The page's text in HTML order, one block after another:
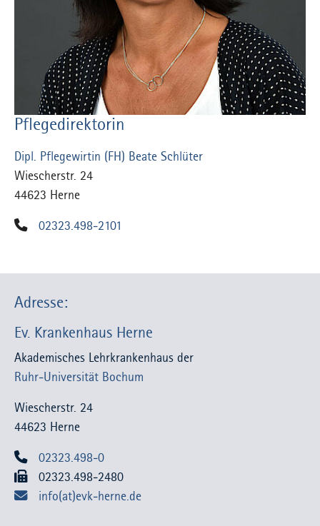
Pflegedirektorin
Dipl. Pflegewirtin (FH) Beate Schlüter
Wiescherstr. 24
44623 Herne
02323.498-2101
Adresse:
Ev. Krankenhaus Herne
Akademisches Lehrkrankenhaus der
Ruhr-Universität Bochum
Wiescherstr. 24
44623 Herne
02323.498-0
02323.498-2480
info(at)evk-herne.de